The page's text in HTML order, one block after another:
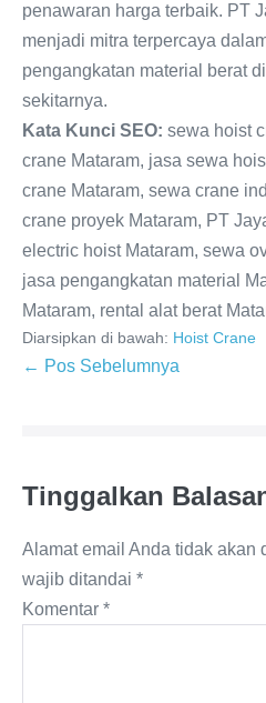
penawaran harga terbaik. PT
menjadi mitra terpercaya
pengangkatan material berat
sekitarnya.
Kata Kunci SEO: sewa hoist
crane Mataram, jasa sewa
crane Mataram, sewa crane
crane proyek Mataram, PT
electric hoist Mataram, sewa
jasa pengangkatan material
Mataram, rental alat berat
Diarsipkan di bawah: Hoist Crane
← Pos Sebelumnya
Tinggalkan
Alamat email Anda tidak akan
wajib ditandai *
Komentar *